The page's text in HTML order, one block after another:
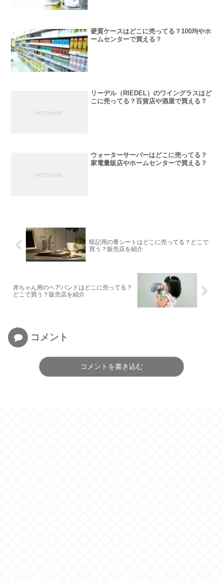
硬質ケースはどこに売ってる？100均やホ
ームセンターで買える？
リーデル（RIEDEL）のワイングラスはど
こに売ってる？百貨店や酒屋で買える？
ウォーターサーバーはどこに売ってる？
家電量販店やホームセンターで買える？
暗記用の青シートはどこに売ってる？どこで
買う？販売店を紹介
赤ちゃん用のヘアバンドはどこに売ってる？
どこで買う？販売店を紹介
コメント
コメントを書き込む